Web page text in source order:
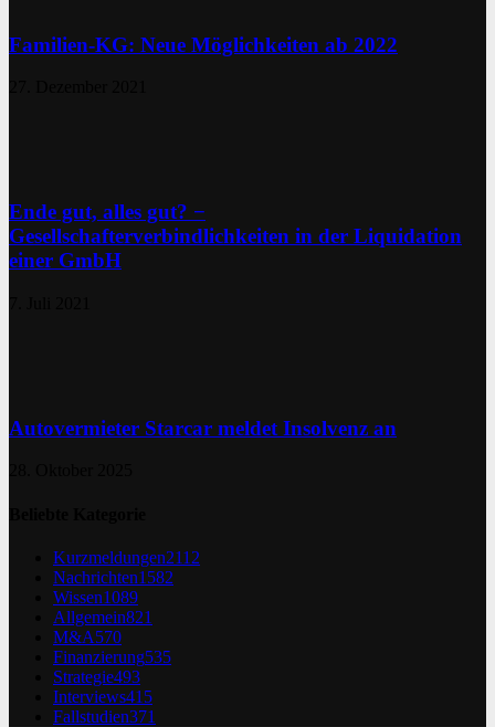
Familien-KG: Neue Möglichkeiten ab 2022
Ende gut, alles gut? −
Gesellschafterverbindlichkeiten in der Liquidation
einer GmbH
Autovermieter Starcar meldet Insolvenz an
Kurzmeldungen2112
Nachrichten1582
Wissen1089
Allgemein821
M&A570
Finanzierung535
Strategie493
Interviews415
Fallstudien371